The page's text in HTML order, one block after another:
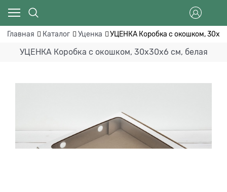
Главная Каталог Уценка УЦЕНКА Коробка с окошком,
УЦЕНКА Коробка с окошком, 30х30х6 см, белая